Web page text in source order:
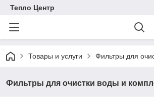
Тепло Центр
Товары и услуги Фильтры для
Фильтры для очистки воды и